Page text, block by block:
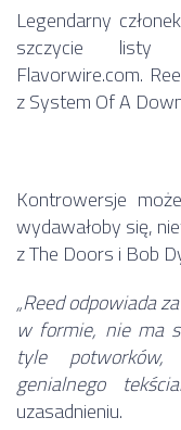
Legendarny
szczycie listy
Flavorwire.com.
z System Of A
Kontrowersje
wydawałoby się,
z The Doors i Bob
„Reed odpowiada
w formie, nie ma
tyle
genialnego
uzasadnieniu.